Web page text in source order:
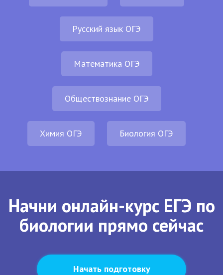
Русский язык ОГЭ
Математика ОГЭ
Обществознание ОГЭ
Химия ОГЭ Биология ОГЭ
Начни онлайн-курс ЕГЭ по
биологии прямо сейчас
Начать подготовку